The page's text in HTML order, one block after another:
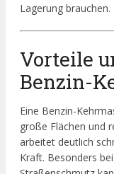
Lagerung brauchen.
Vorteile
Benzin-
Eine Benzin-
große Flächen und
arbeitet deutlich
Kraft. Besonders